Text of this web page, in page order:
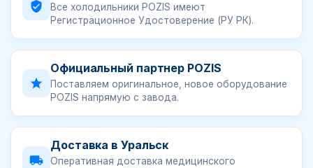
Все холодильники POZIS имеют
Регистрационное Удостоверение (РУ РК).
Официальный партнер POZIS
Поставляем оригинальное, новое оборудование
POZIS напрямую с завода.
Доставка в Уральск
Оперативная доставка медицинского